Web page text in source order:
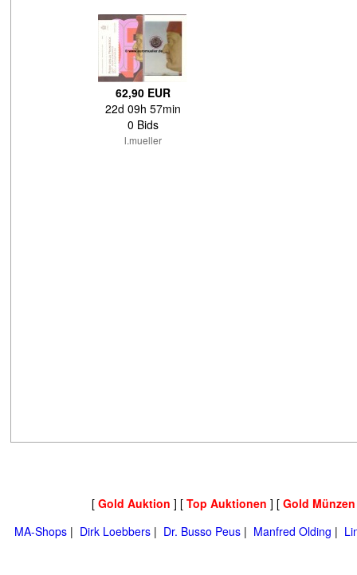
62,90 EUR
22d 09h 57min
0 Bids
l.mueller
[ Gold Auktion ] [ Top Auktionen ] [ Gold
MA-Shops | Dirk Loebbers | Dr. Busso Peus | Manfred Olding |